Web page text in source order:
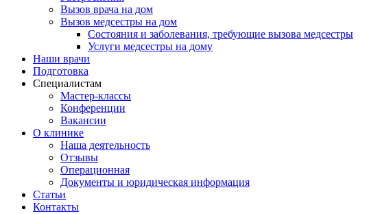
Вызов врача на дом
Вызов медсестры на дом
Состояния и заболевания, требующие вызова медсестры
Услуги медсестры на дому
Наши врачи
Подготовка
Специалистам
Мастер-классы
Конференции
Вакансии
О клинике
Наша деятельность
Отзывы
Операционная
Документы и юридическая информация
Статьи
Контакты